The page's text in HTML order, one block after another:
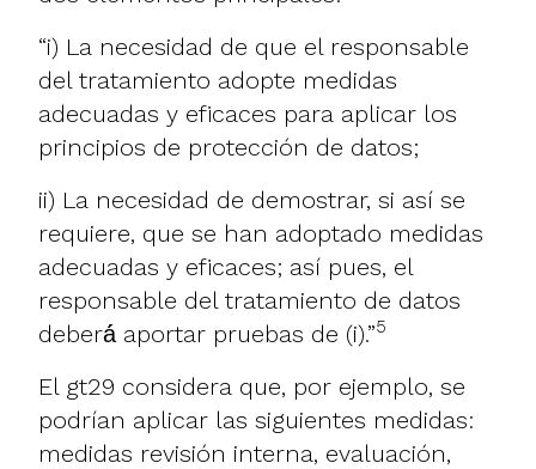
“i) La necesidad de que el responsable
del tratamiento adopte medidas
adecuadas y eficaces para aplicar los
principios de protección de datos;
ii) La necesidad de demostrar, si así se
requiere, que se han adoptado medidas
adecuadas y eficaces; así pues, el
responsable del tratamiento de datos
deberá́ aportar pruebas de (i).”5
El gt29 considera que, por ejemplo, se
podrían aplicar las siguientes medidas:
medidas revisión interna, evaluación,